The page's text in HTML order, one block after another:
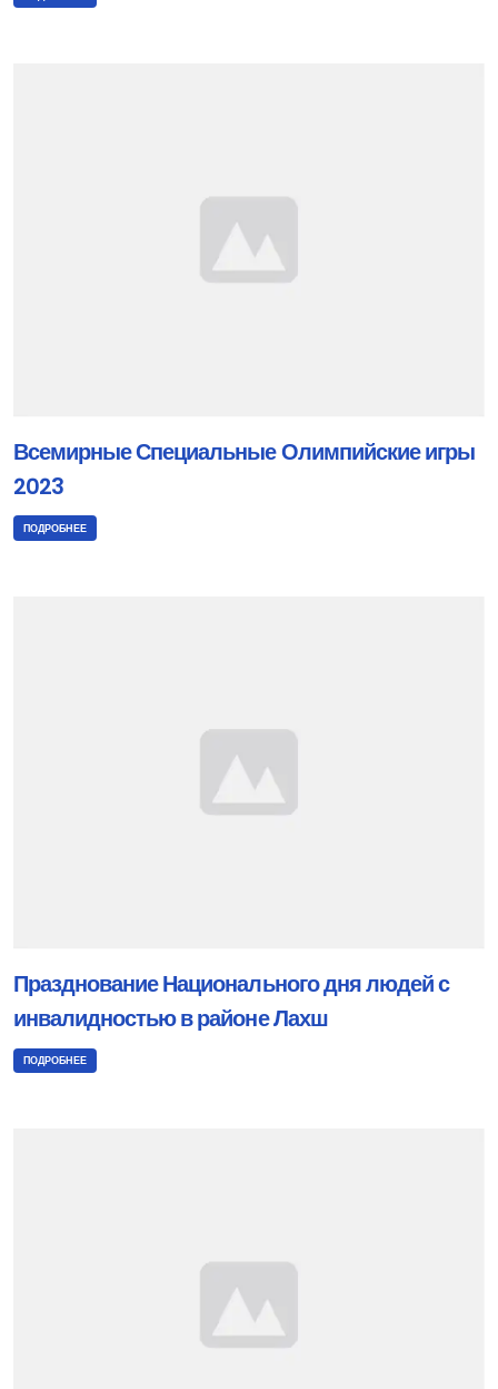
Всемирные Специальные Олимпийские игры
2023
ПОДРОБНЕЕ
Празднование Национального дня людей с
инвалидностью в районе Лахш
ПОДРОБНЕЕ